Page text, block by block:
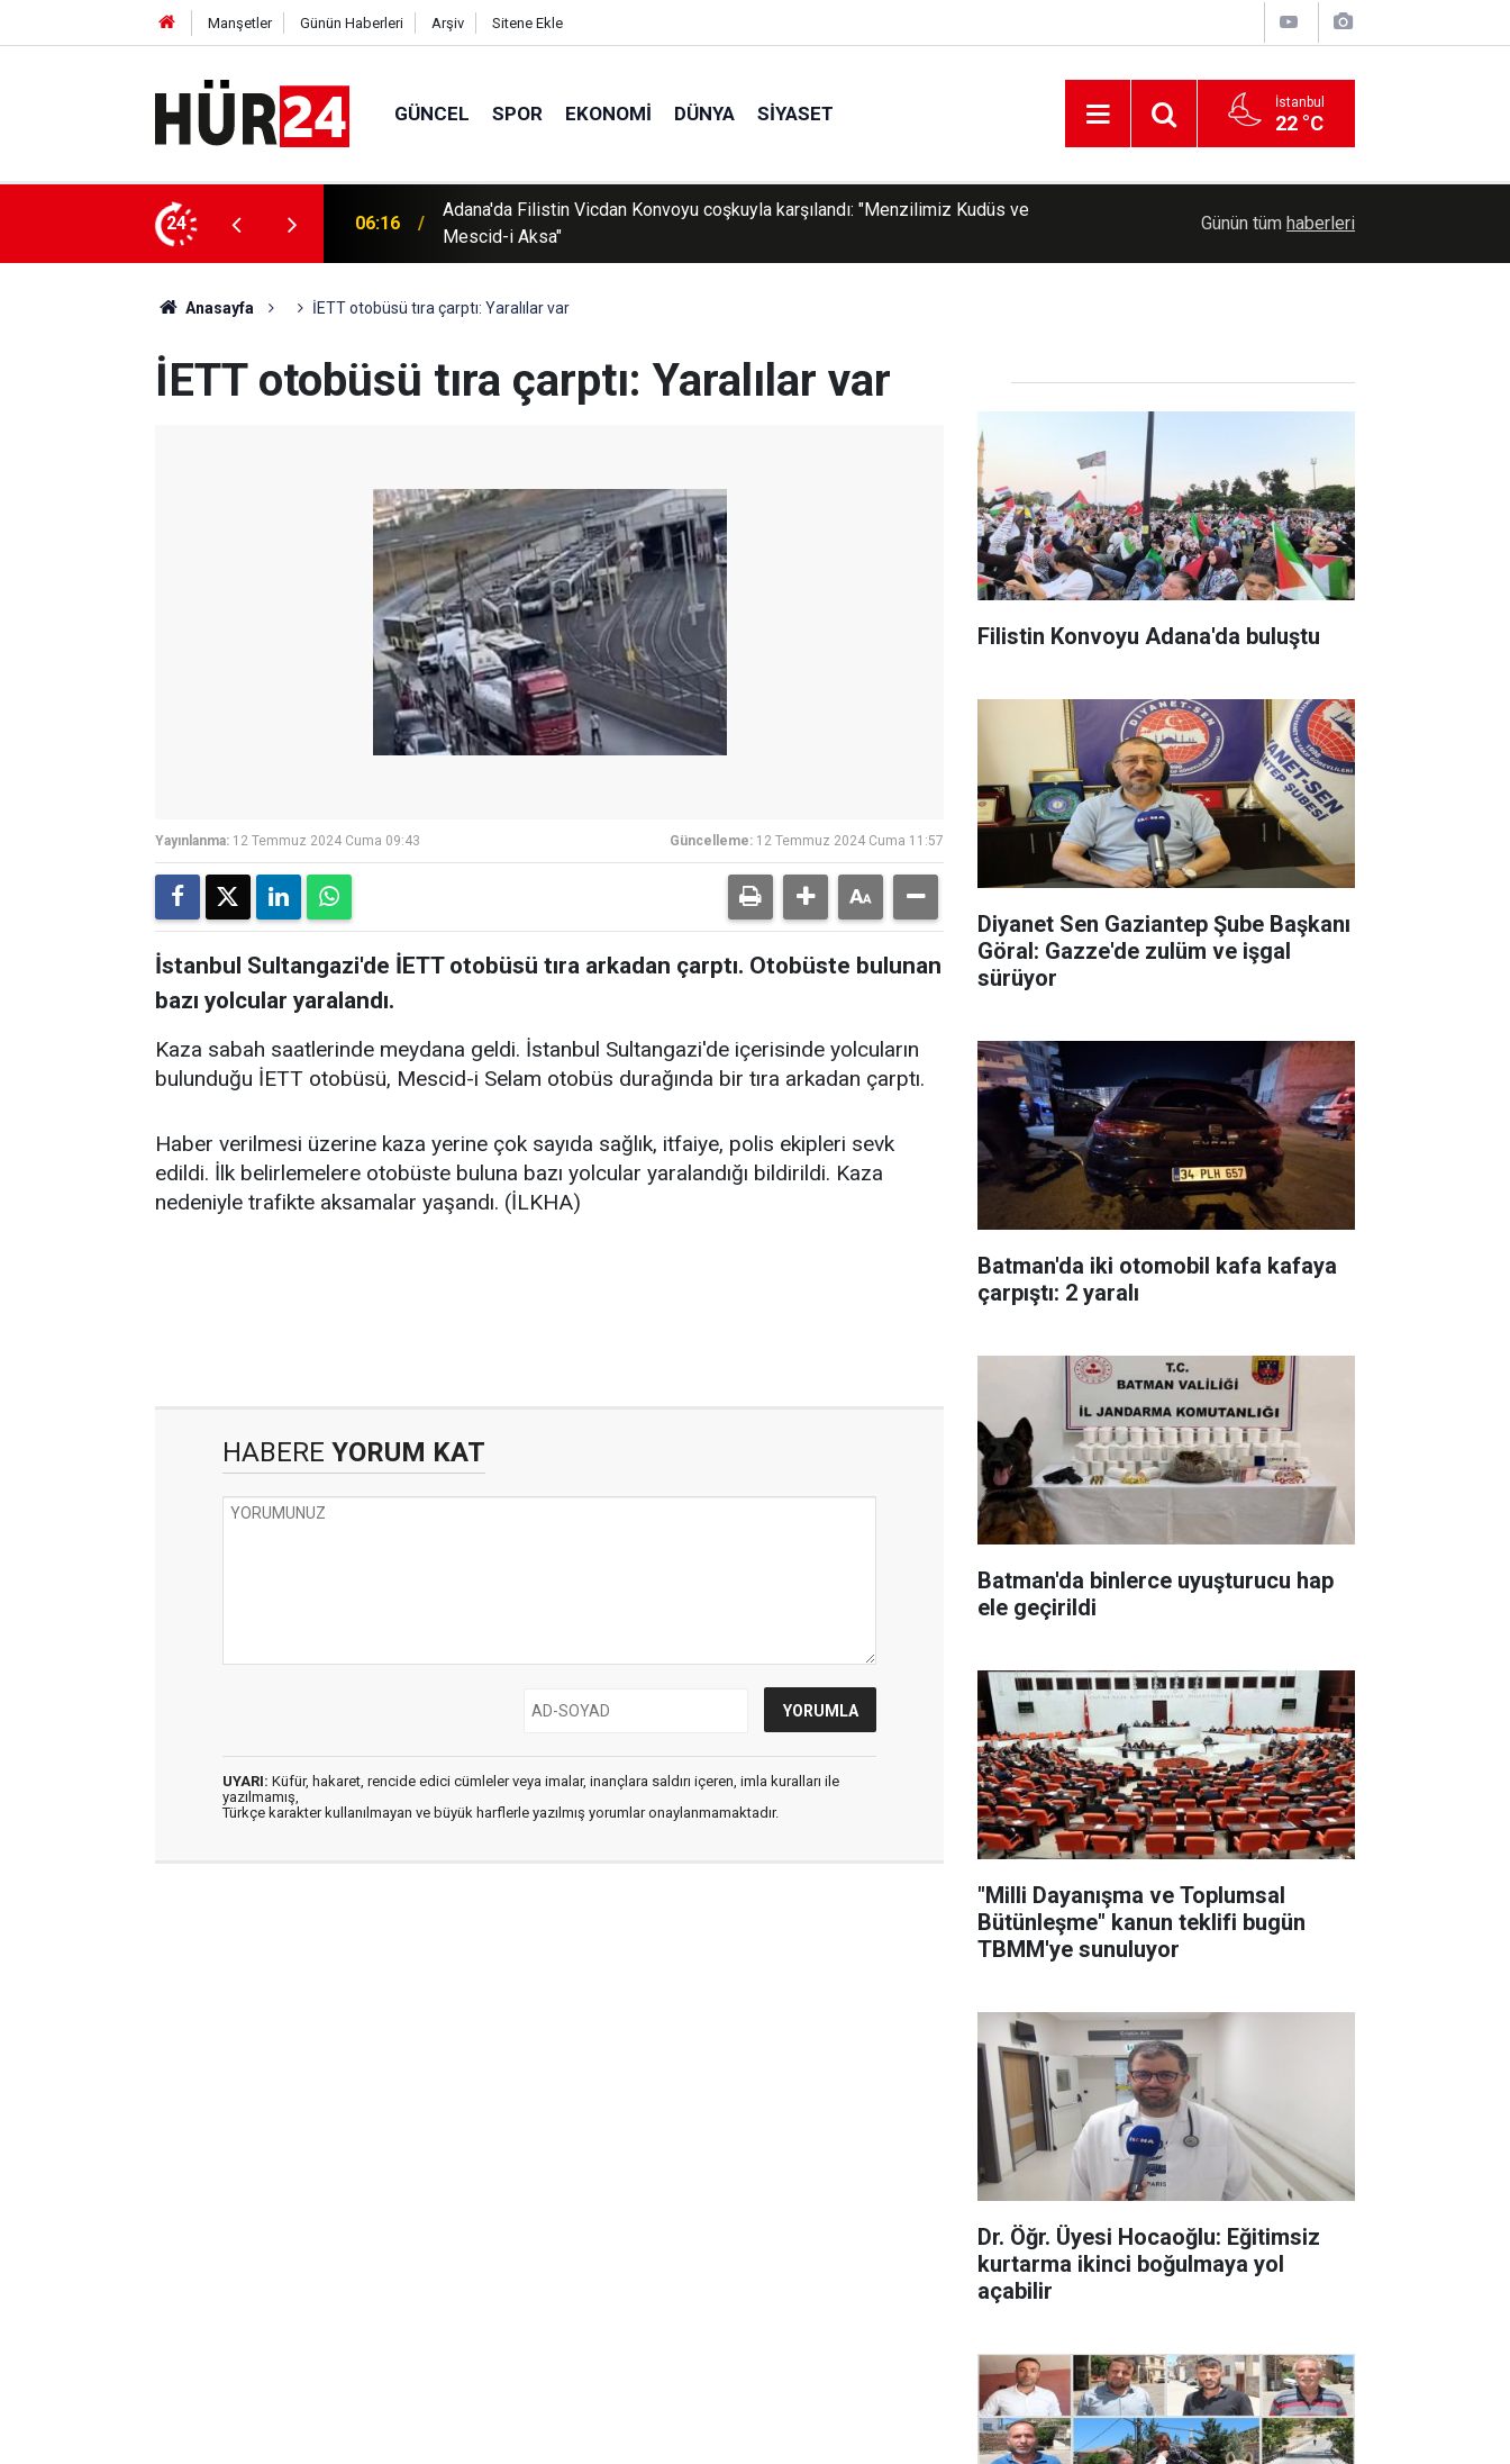
Manşetler Günün Haberleri Arşiv Sitene Ekle
GÜNCEL SPOR EKONOMI DÜNYA SIYASET İstanbul
22 °C
24
karşılandı: "Menzilimiz Kudüs ve
00:56 Yunanistan'ın geri ittiği düzensiz göçmenler kurtarıldı Malatya'da çekicinin demir kısmına sıkışan kedi
Günün tüm haberleri
Anasayfa İETT otobüsü tıra çarptı: Yaralılar var
İETT otobüsü tıra çarptı: Yaralılar var
Yayınlanma: 12 Temmuz 2024 Cuma 09:43 Güncelleme: 12 Temmuz 2024 Cuma 11:57
İstanbul Sultangazi'de İETT otobüsü tıra arkadan çarptı. Otobüste bulunan
bazı yolcular yaralandı.
Kaza sabah saatlerinde meydana geldi. İstanbul Sultangazi'de içerisinde yolcuların
bulunduğu İETT otobüsü, Mescid-i Selam otobüs durağında bir tıra arkadan çarptı.
Haber verilmesi üzerine kaza yerine çok sayıda sağlık, itfaiye, polis ekipleri sevk
edildi. İlk belirlemelere otobüste buluna bazı yolcular yaralandığı bildirildi. Kaza
nedeniyle trafikte aksamalar yaşandı. (İLKHA)
HABERE YORUM KAT
UYARI: Küfür, hakaret, rencide edici cümleler veya imalar, inançlara saldırı içeren, imla kuralları ile
yazılmamış,
Türkçe karakter kullanılmayan ve büyük harflerle yazılmış yorumlar onaylanmamaktadır.
Filistin Konvoyu Adana'da buluştu
Diyanet Sen Gaziantep Şube Başkanı
Göral: Gazze'de zulüm ve işgal
sürüyor
Batman'da iki otomobil kafa kafaya
çarpıştı: 2 yaralı
Batman'da binlerce uyuşturucu hap
ele geçirildi
"Milli Dayanışma ve Toplumsal
Bütünleşme" kanun teklifi bugün
TBMM'ye sunuluyor
Dr. Öğr. Üyesi Hocaoğlu: Eğitimsiz
kurtarma ikinci boğulmaya yol
açabilir